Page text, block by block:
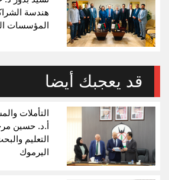
هندسة
المؤسسات
قد يعجبك أيضا
التأملات
أ.د. حسين
التعليم
اليرموك